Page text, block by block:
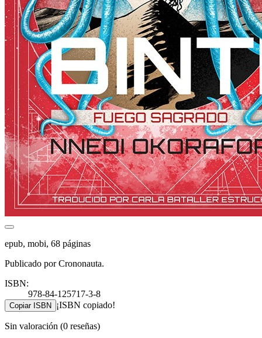
epub, mobi, 68 páginas
Publicado por Crononauta.
ISBN:
978-84-125717-3-8
Copiar ISBN ¡ISBN copiado!
Sin valoración (0 reseñas)